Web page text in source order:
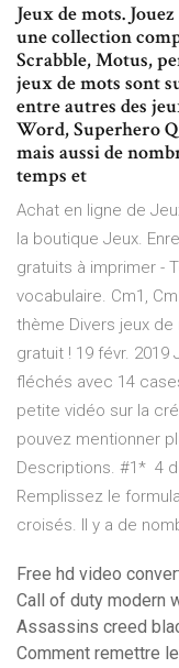
Jeux de mots.
une collection
Scrabble, Motus,
jeux de mots sont
entre autres des
Word, Superhero
mais aussi de
temps et
Achat en ligne de
la boutique Jeux.
gratuits à imprimer -
vocabulaire. Cm1,
thème Divers jeux
gratuit ! 19 févr.
fléchés avec 14
petite vidéo sur la
pouvez mentionner
Descriptions. #1* 4
Remplissez le
croisés. Il y a de
Free hd video
Call of duty modern
Assassins creed
Comment remettre